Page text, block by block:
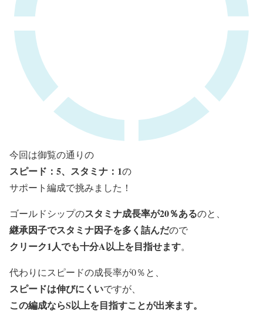
今回は御覧の通りの
スピード：5、スタミナ：1の
サポート編成で挑みました！
ゴールドシップのスタミナ成長率が20％あるのと、
継承因子でスタミナ因子を多く詰んだので
クリーク1人でも十分A以上を目指せます。
代わりにスピードの成長率が0％と、
スピードは伸びにくいですが、
この編成ならS以上を目指すことが出来ます。